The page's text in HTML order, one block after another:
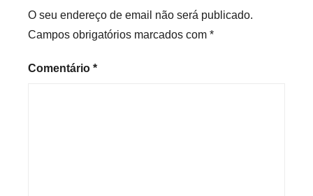
O seu endereço de email não será publicado.
Campos obrigatórios marcados com *
Comentário *